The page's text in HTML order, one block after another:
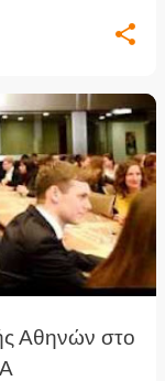
Αθηνών στο